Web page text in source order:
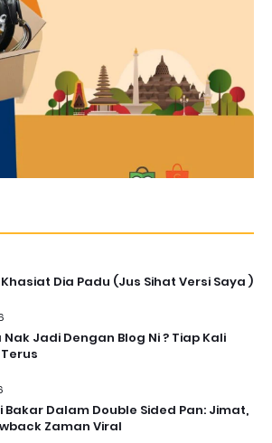
Dia Padu (Jus Sihat Versi Saya )
Jadi Dengan Blog Ni ? Tiap Kali
Bakar Dalam Double Sided Pan: Jimat,
Zaman Viral